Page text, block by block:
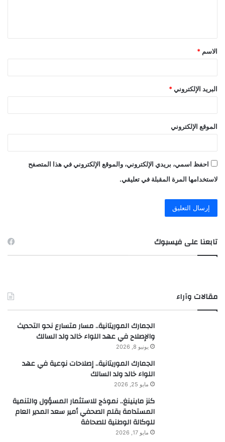
ق
*
الاسم *
البريد الإلكتروني *
الموقع الإلكتروني
احفظ اسمي، بريدي الإلكتروني، والموقع الإلكتروني في هذا المتصفح
لاستخدامها المرة المقبلة في تعليقي.
تابعنا على فيسبوك
مقالات وآراء
الجمارك الموريتانية.. مسار متسارع نحو التحديث
والإصلاح في عهد اللواء خالد ولد السالك
يونيو 8, 2026
الجمارك الموريتانية.. إصلاحات نوعية في عهد
اللواء خالد ولد السالك
مايو 25, 2026
كنز ماينينغ.. نموذج للاستثمار المسؤول والتنمية
المستدامة بقلم الصحفي أمير سعد المدير العام
للوكالة الوطنية للصحافة
مايو 17, 2026